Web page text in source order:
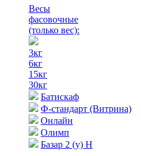
Весы
фасовочные
(только вес):
3кг
6кг
15кг
30кг
Батискаф
Ф-стандарт (Витрина)
Онлайн
Олимп
Базар 2 (у) Н